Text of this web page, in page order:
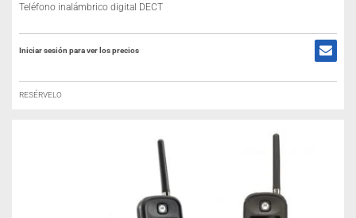
Teléfono inalámbrico digital DECT
Iniciar sesión para ver los precios
RESÉRVELO